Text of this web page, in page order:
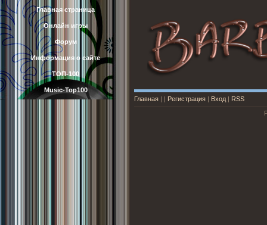
Главная страница
Онлайн игры
Форум
Информация о сайте
ТОП-100
Music-Top100
Главная
Регистрация Вход
RSS